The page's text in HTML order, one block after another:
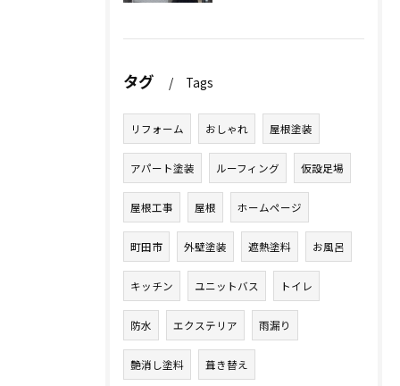
タグ Tags
リフォーム おしゃれ 屋根塗装
アパート塗装 ルーフィング 仮設足場
屋根工事 屋根 ホームページ
町田市 外壁塗装 遮熱塗料 お風呂
キッチン ユニットバス トイレ
防水 エクステリア 雨漏り
艶消し塗料 葺き替え